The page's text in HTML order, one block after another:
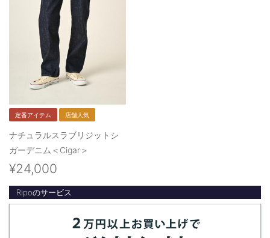
定番アイテム 店舗人気
ナチュラルスラブリジットシ
ガーデニム＜Cigar＞
¥24,000
Ripoのサービス